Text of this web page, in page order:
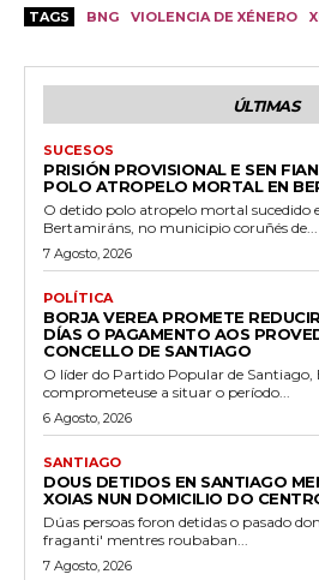
TAGS BNG VIOLENCIA DE XÉNERO
ÚLTIMAS
SUCESOS
PRISIÓN PROVISIONAL E SEN
POLO ATROPELO MORTAL EN
O detido polo atropelo mortal sucedido
Bertamiráns, no municipio coruñés de...
7 Agosto, 2026
POLÍTICA
BORJA VEREA PROMETE
DÍAS O PAGAMENTO AOS
CONCELLO DE SANTIAGO
O líder do Partido Popular de Santiago,
comprometeuse a situar o período...
6 Agosto, 2026
SANTIAGO
DOUS DETIDOS EN SANTIAGO
XOIAS NUN DOMICILIO DO
Dúas persoas foron detidas o pasado
fraganti' mentres roubaban...
7 Agosto, 2026